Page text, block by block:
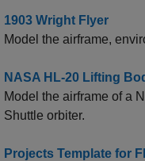
1903 Wright Flyer
Model the airframe,
NASA HL-20 Lifting
Model the airframe of a
Shuttle orbiter.
Projects Template for